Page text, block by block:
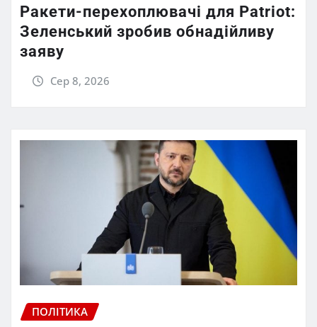
Ракети-перехоплювачі для Patriot:
Зеленський зробив обнадійливу
заяву
Сер 8, 2026
ПОЛІТИКА